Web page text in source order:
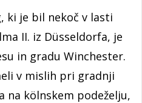
ki je bil nekoč v lasti
II. iz Düsseldorfa, je
in gradu Winchester.
v mislih pri gradnji
na kölnskem podeželju,